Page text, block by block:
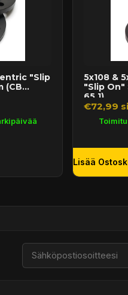
"Slip
(CB
5x108 &
"Slip On"
65.1)
€72,99
Lisää